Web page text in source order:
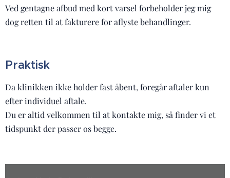
Ved gentagne afbud med kort varsel forbeholder jeg mig
dog retten til at fakturere for aflyste behandlinger.
Praktisk
Da klinikken ikke holder fast åbent, foregår aftaler kun
efter individuel aftale.
Du er altid velkommen til at kontakte mig, så finder vi et
tidspunkt der passer os begge.